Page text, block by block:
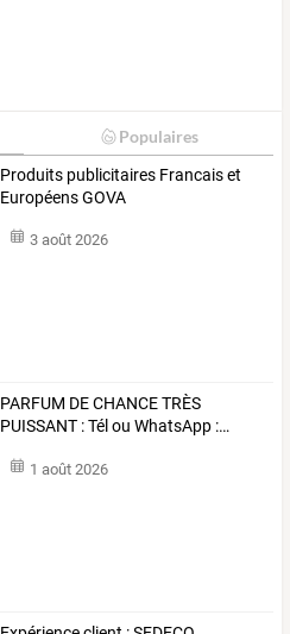
Populaires
Produits publicitaires Francais et
Européens GOVA
3 août 2026
PARFUM DECHANCETRÈS
PUISSANT :Tél ou WhatsApp :…
1 août 2026